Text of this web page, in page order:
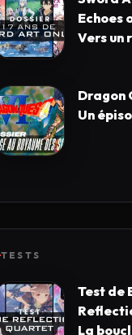
Echoes
Vers un
Dragon
Un
TESTS
Test de
La